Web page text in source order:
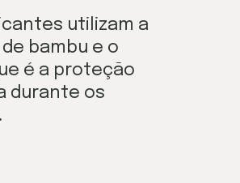
utilizam a
bambu e o
é a proteção
durante os